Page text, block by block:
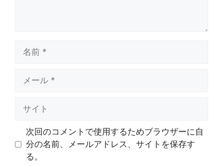
次回のコメントで使用するためブラウザーに自
分の名前、メールアドレス、サイトを保存す
る。